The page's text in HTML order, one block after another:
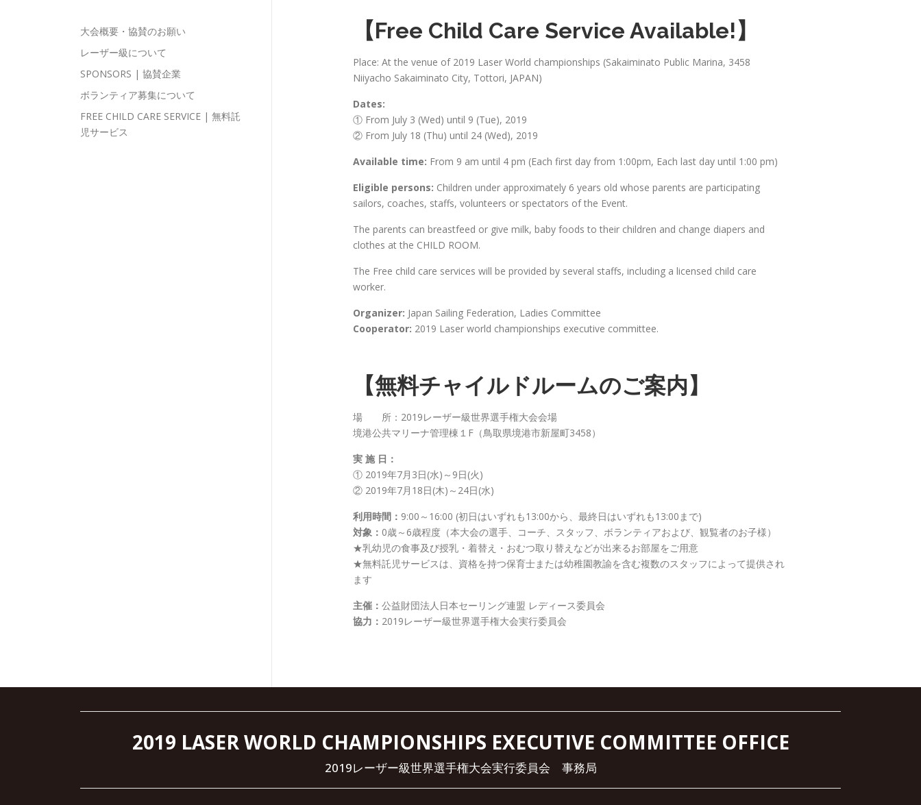
【Free Child Care Service Available!】
Place: At the venue of 2019 Laser World championships (Sakaiminato Public Marina, 3458
Niiyacho Sakaiminato City, Tottori, JAPAN)
Dates:
① From July 3 (Wed) until 9 (Tue), 2019
② From July 18 (Thu) until 24 (Wed), 2019
Available time: From 9 am until 4 pm (Each first day from 1:00pm, Each last day until 1:00 pm)
Eligible persons: Children under approximately 6 years old whose parents are participating
sailors, coaches, staffs, volunteers or spectators of the Event.
The parents can breastfeed or give milk, baby foods to their children and change diapers and
clothes at the CHILD ROOM.
The Free child care services will be provided by several staffs, including a licensed child care
worker.
Organizer: Japan Sailing Federation, Ladies Committee
Cooperator: 2019 Laser world championships executive committee.
【無料チャイルドルームのご案内】
場 所：2019レーザー級世界選手権大会会場
境港公共マリーナ管理棟１F（鳥取県境港市新屋町3458）
実 施 日：
① 2019年7月3日(水)～9日(火)
② 2019年7月18日(木)～24日(水)
利用時間： 9:00～16:00 (初日はいずれも13:00から、最終日はいずれも13:00まで)
対象： 0歳～6歳程度（本大会の選手、コーチ、スタッフ、ボランティアおよび、観覧者のお子様）
★乳幼児の食事及び授乳・着替え・おむつ取り替えなどが出来るお部屋をご用意
★無料託児サービスは、資格を持つ保育士または幼稚園教諭を含む複数のスタッフによって提供され
ます
主催： 公益財団法人日本セーリング連盟 レディース委員会
協力： 2019レーザー級世界選手権大会実行委員会
大会概要・協賛のお願い
レーザー級について
SPONSORS | 協賛企業
ボランティア募集について
FREE CHILD CARE SERVICE | 無料託
児サービス
2019 LASER WORLD CHAMPIONSHIPS EXECUTIVE COMMITTEE OFFICE
2019レーザー級世界選手権大会実行委員会 事務局